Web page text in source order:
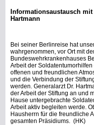
Informationsaustausch
Hartmann
Bei seiner Berlinreise hat
wahrgenommen, vor Ort mit
Bundeswehrkrankenhauses
Arbeit der
offenen und freundlichen
und die Verbindung der
werden. Generalarzt Dr.
der Arbeit der Stiftung an und
Hause untergebrachte
Arbeit aktiv begleiten werde.
Hausherrn für die freundliche
gesamten Präsidiums. (HK)